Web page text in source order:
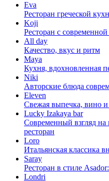
Eva
Ресторан греческой
Koji
Ресторан с
All day
Качество, вкус и ритм
Maya
Кухня, вдохновленная
Niki
Авторские блюда
Eleven
Свежая выпечка, вино и
Lucky Izakaya bar
Современный взгляд на
ресторан
Loro
Итальянская классика
Saray
Ресторан в стиле
Londri